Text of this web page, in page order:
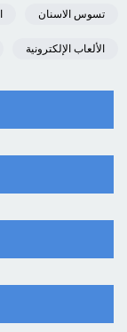
تسوس الاسنان
الألعاب الإلكترونية